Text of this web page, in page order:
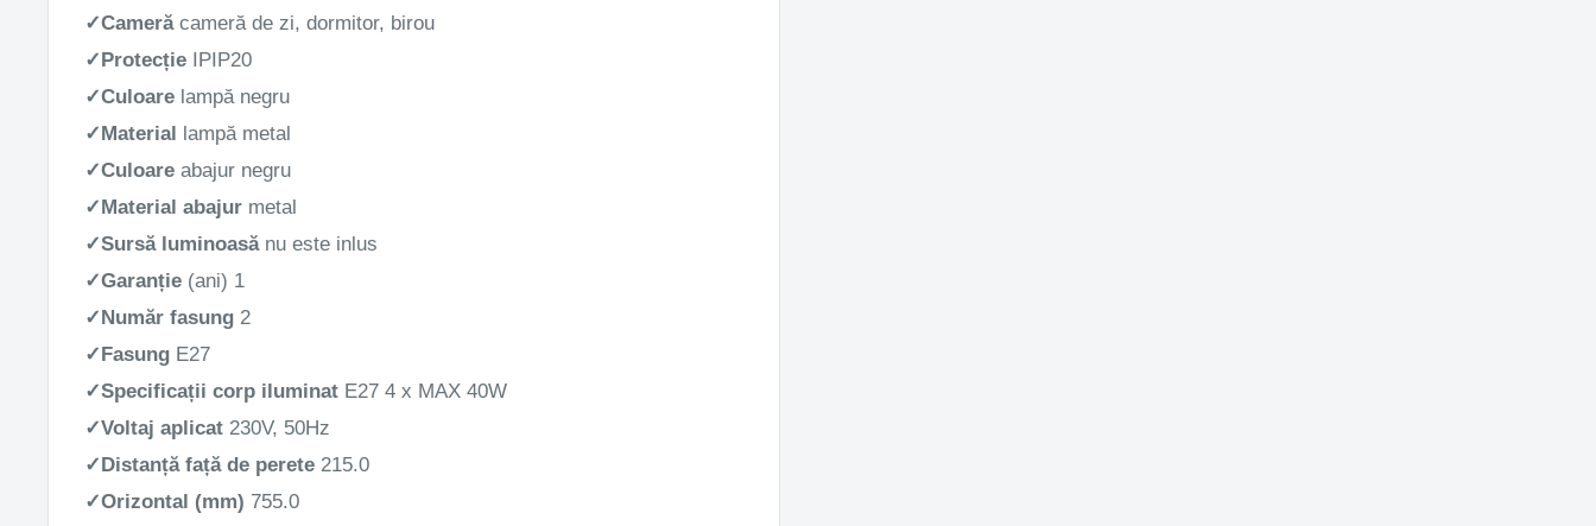
✓Cameră cameră de zi, dormitor, birou
✓Protecție IPIP20
✓Culoare lampă negru
✓Material lampă metal
✓Culoare abajur negru
✓Material abajur metal
✓Sursă luminoasănu este inlus
✓Garanție (ani) 1
✓Număr fasung 2
✓Fasung E27
✓Specificații corp iluminat E27 4 x MAX 40W
✓Voltaj aplicat 230V, 50Hz
✓Distanță față de perete 215.0
✓Orizontal (mm) 755.0